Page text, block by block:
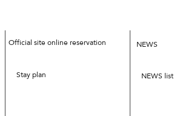
Official site online reservation
Stay plan
NEWS
NEWS list